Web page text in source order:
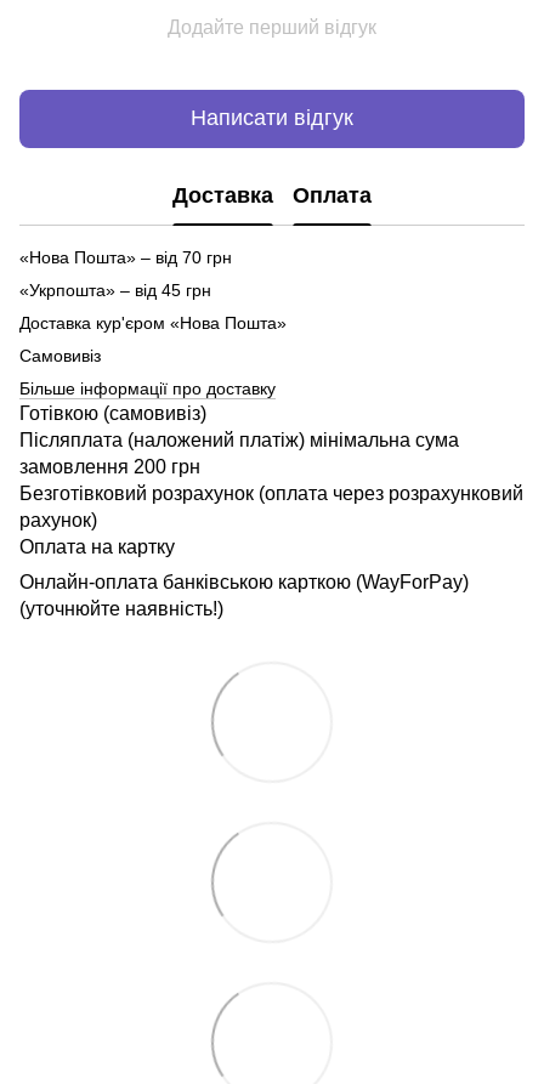
Додайте перший відгук
Написати відгук
Доставка Оплата
«Нова Пошта» – від 70 грн
«Укрпошта» – від 45 грн
Доставка кур'єром «Нова Пошта»
Самовивіз
Більше інформації про доставку
Готівкою (самовивіз)
Післяплата (наложений платіж) мінімальна сума
замовлення 200 грн
Безготівковий розрахунок (оплата через розрахунковий
рахунок)
Оплата на картку
Онлайн-оплата банківською карткою (WayForPay)
(уточнюйте наявність!)